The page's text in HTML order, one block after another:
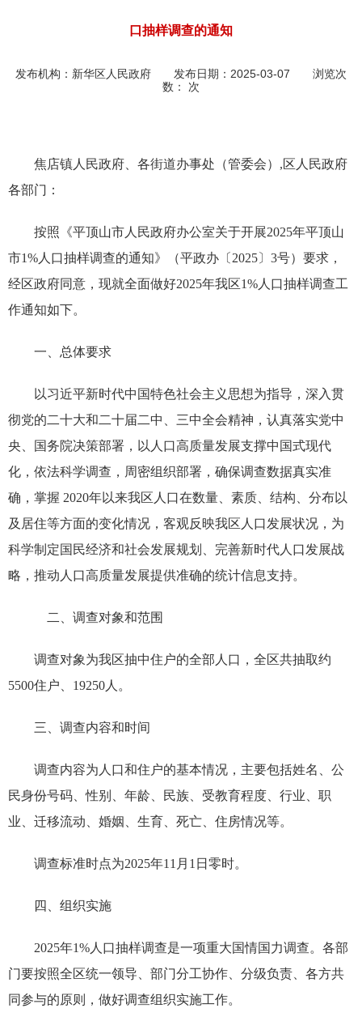
口抽样调查的通知
发布机构： 新华区人民政府 发布日期：2025-03-07 浏览次
数：
次
焦店镇人民政府、各街道办事处（管委会）,区人民政府
各部门：
按照《平顶山市人民政府办公室关于开展2025年平顶山
市1%人口抽样调查的通知》（平政办〔2025〕3号）要求，
经区政府同意，现就全面做好2025年我区1%人口抽样调查工
作通知如下。
一、总体要求
以习近平新时代中国特色社会主义思想为指导，深入贯
彻党的二十大和二十届二中、三中全会精神，认真落实党中
央、国务院决策部署，以人口高质量发展支撑中国式现代
化，依法科学调查，周密组织部署，确保调查数据真实准
确，掌握 2020年以来我区人口在数量、素质、结构、分布以
及居住等方面的变化情况，客观反映我区人口发展状况，为
科学制定国民经济和社会发展规划、完善新时代人口发展战
略，推动人口高质量发展提供准确的统计信息支持。
二、调查对象和范围
调查对象为我区抽中住户的全部人口，全区共抽取约
5500住户、19250人。
三、调查内容和时间
调查内容为人口和住户的基本情况，主要包括姓名、公
民身份号码、性别、年龄、民族、受教育程度、行业、职
业、迁移流动、婚姻、生育、死亡、住房情况等。
调查标准时点为2025年11月1日零时。
四、组织实施
2025年1%人口抽样调查是一项重大国情国力调查。各部
门要按照全区统一领导、部门分工协作、分级负责、各方共
同参与的原则，做好调查组织实施工作。